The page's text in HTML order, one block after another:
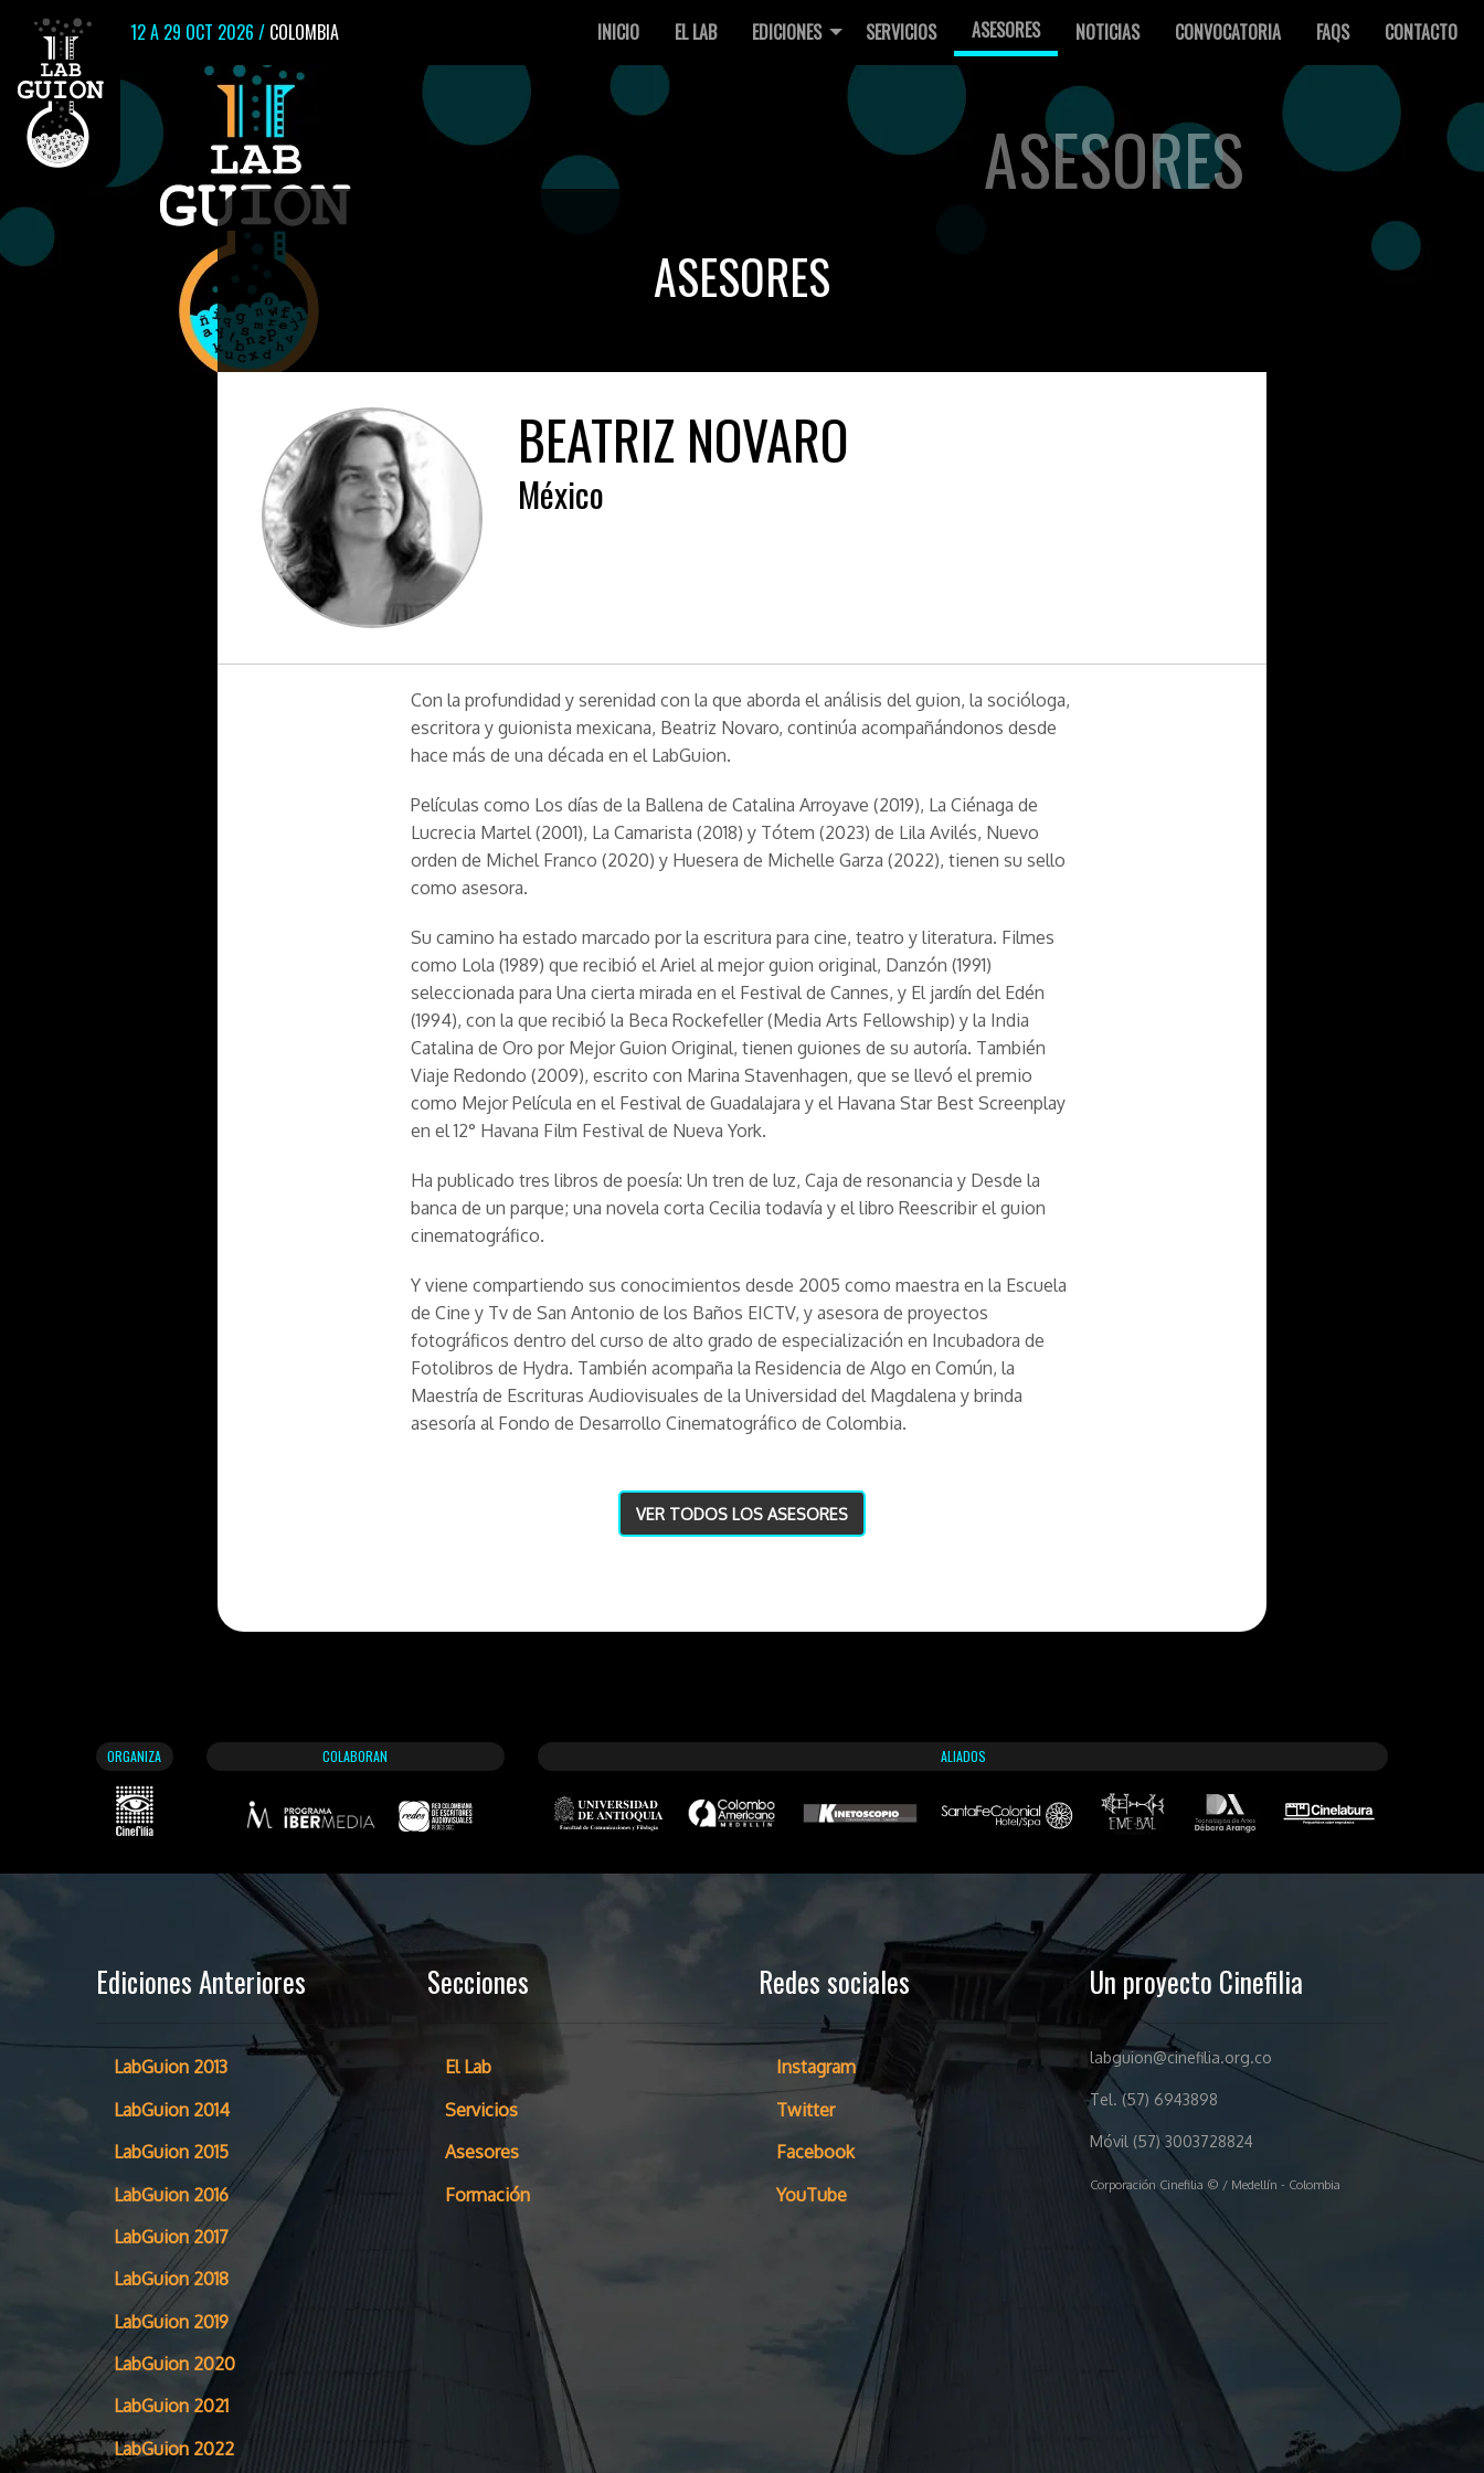
12 A 29 OCT 2026 / COLOMBIA INICIO EL LAB EDICIONES SERVICIOS ASESORES NOTICIAS CONVOCATORIA FAQS CONTACTO
ASESORES
ASESORES
BEATRIZ NOVARO
México
Con la profundidad y serenidad con la que aborda el análisis del guion, la socióloga,
escritora y guionista mexicana, Beatriz Novaro, continúa acompañándonos desde
hace más de una década en el LabGuion.
Películas como Los días de la Ballena de Catalina Arroyave (2019), La Ciénaga de
Lucrecia Martel (2001), La Camarista (2018) y Tótem (2023) de Lila Avilés, Nuevo
orden de Michel Franco (2020) y Huesera de Michelle Garza (2022), tienen su sello
como asesora.
Su camino ha estado marcado por la escritura para cine, teatro y literatura. Filmes
como Lola (1989) que recibió el Ariel al mejor guion original, Danzón (1991)
seleccionada para Una cierta mirada en el Festival de Cannes, y El jardín del Edén
(1994), con la que recibió la Beca Rockefeller (Media Arts Fellowship) y la India
Catalina de Oro por Mejor Guion Original, tienen guiones de su autoría. También
Viaje Redondo (2009), escrito con Marina Stavenhagen, que se llevó el premio
como Mejor Película en el Festival de Guadalajara y el Havana Star Best Screenplay
en el 12° Havana Film Festival de Nueva York.
Ha publicado tres libros de poesía: Un tren de luz, Caja de resonancia y Desde la
banca de un parque; una novela corta Cecilia todavía y el libro Reescribir el guion
cinematográfico.
Y viene compartiendo sus conocimientos desde 2005 como maestra en la Escuela
de Cine y Tv de San Antonio de los Baños EICTV, y asesora de proyectos
fotográficos dentro del curso de alto grado de especialización en Incubadora de
Fotolibros de Hydra. También acompaña la Residencia de Algo en Común, la
Maestría de Escrituras Audiovisuales de la Universidad del Magdalena y brinda
asesoría al Fondo de Desarrollo Cinematográfico de Colombia.
VER TODOS LOS ASESORES
ORGANIZA COLABORAN ALIADOS
Ediciones Anteriores
LabGuion 2013
LabGuion 2014
LabGuion 2015
LabGuion 2016
LabGuion 2017
LabGuion 2018
LabGuion 2019
LabGuion 2020
LabGuion 2021
LabGuion 2022
Secciones
El Lab
Servicios
Asesores
Formación
Redes sociales
Instagram
Twitter
Facebook
YouTube
Un proyecto Cinefilia
labguion@cinefilia.org.co
Tel. (57) 6943898
Móvil (57) 3003728824
Corporación Cinefilia © / Medellín - Colombia